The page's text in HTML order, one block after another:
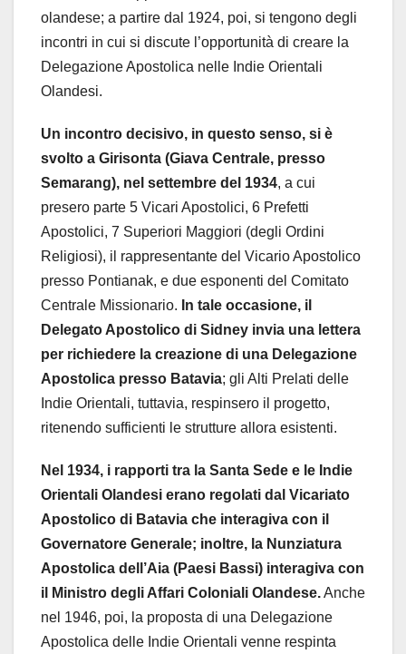
olandese; a partire dal 1924, poi, si tengono degli
incontri in cui si discute l’opportunità di creare la
Delegazione Apostolica nelle Indie Orientali
Olandesi.
Un incontro decisivo, in questo senso, si è
svolto a Girisonta (Giava Centrale, presso
Semarang), nel settembre del 1934, a cui
presero parte 5 Vicari Apostolici, 6 Prefetti
Apostolici, 7 Superiori Maggiori (degli Ordini
Religiosi), il rappresentante del Vicario Apostolico
presso Pontianak, e due esponenti del Comitato
Centrale Missionario. In tale occasione, il
Delegato Apostolico di Sidney invia una lettera
per richiedere la creazione di una Delegazione
Apostolica presso Batavia; gli Alti Prelati delle
Indie Orientali, tuttavia, respinsero il progetto,
ritenendo sufficienti le strutture allora esistenti.
Nel 1934, i rapporti tra la Santa Sede e le Indie
Orientali Olandesi erano regolati dal Vicariato
Apostolico di Batavia che interagiva con il
Governatore Generale; inoltre, la Nunziatura
Apostolica dell’Aia (Paesi Bassi) interagiva con
il Ministro degli Affari Coloniali Olandese.Anche
nel 1946, poi, la proposta di una Delegazione
Apostolica delle Indie Orientali venne respinta